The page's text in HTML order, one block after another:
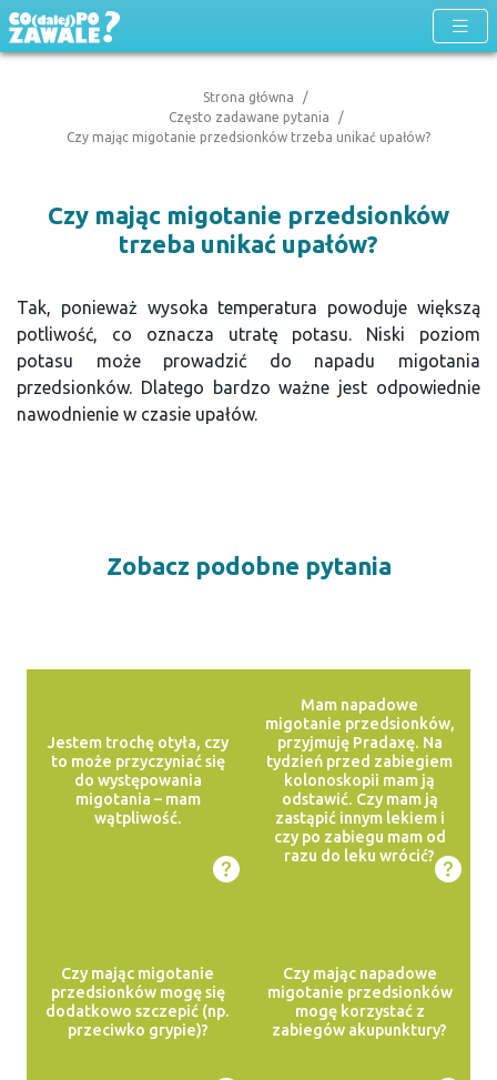
Strona główna
Często zadawane pytania
Czy mając migotanie przedsionków trzeba unikać upałów?
Czy mając migotanie przedsionków
trzeba unikać upałów?
Tak, ponieważ wysoka temperatura powoduje większą
potliwość, co oznacza utratę potasu. Niski poziom
potasu może prowadzić do napadu migotania
przedsionków. Dlatego bardzo ważne jest odpowiednie
nawodnienie w czasie upałów.
Zobacz podobne pytania
Jestem trochę otyła, czy
to może przyczyniać się
do występowania
migotania – mam
wątpliwość.
Mam napadowe
migotanie przedsionków,
przyjmuję Pradaxę. Na
tydzień przed zabiegiem
kolonoskopii mam ją
odstawić. Czy mam ją
zastąpić innym lekiem i
czy po zabiegu mam od
razu do leku wrócić?
Czy mając migotanie
przedsionków mogę się
dodatkowo szczepić (np.
przeciwko grypie)?
Czy mając napadowe
migotanie przedsionków
mogę korzystać z
zabiegów akupunktury?